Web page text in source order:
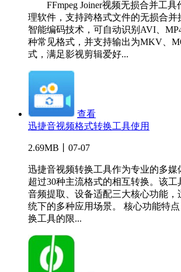
FFmpeg Joiner视频无损合并工具
理软件，支持跨格式文件的无损合并
智能编码技术，可自动识别AVI、
种常见格式，并支持输出为MKV、
式，满足影视剪辑爱好...
查看
迅捷音视频格式转换工具使用
2.69MB丨07-07
迅捷音视频转换工具作为专业的多媒
超过30种主流格式的相互转换。该工
音频提取、设备适配三大核心功能，
统下的多种应用场景。 核心功能特
换工具的限...